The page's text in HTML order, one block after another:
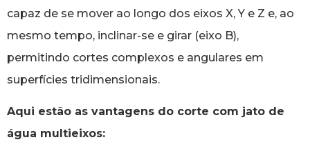
capaz de se mover ao longo dos eixos X, Y e Z e, ao
mesmo tempo, inclinar-se e girar (eixo B),
permitindo cortes complexos e angulares em
superfícies tridimensionais.
Aqui estão as vantagens do corte com jato de
água multieixos: